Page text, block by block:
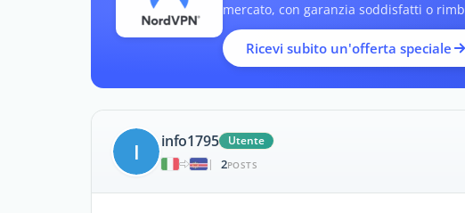
mercato, con garanzia soddisfatti o
Ricevi subito un'offerta speciale
I info1795
Utente
|
2POSTS